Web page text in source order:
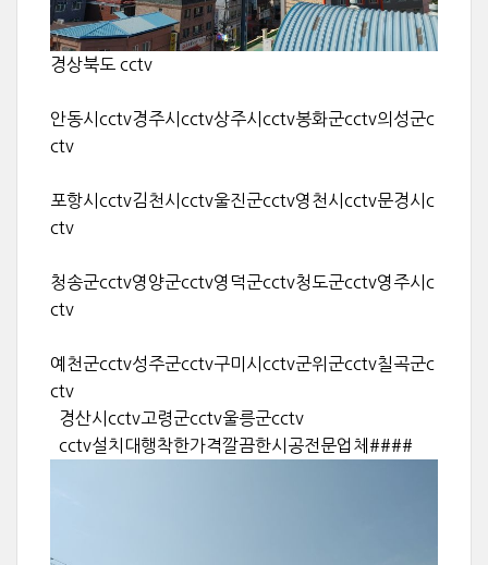
경상북도 cctv
안동시cctv경주시cctv상주시cctv봉화군cctv의성군c
ctv
포항시cctv김천시cctv울진군cctv영천시cctv문경시c
ctv
청송군cctv영양군cctv영덕군cctv청도군cctv영주시c
ctv
예천군cctv성주군cctv구미시cctv군위군cctv칠곡군c
ctv
경산시cctv고령군cctv울릉군cctv
cctv설치대행착한가격깔끔한시공전문업체####